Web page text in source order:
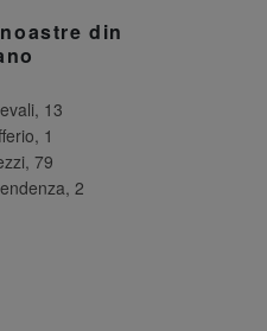
din
13
1
79
2